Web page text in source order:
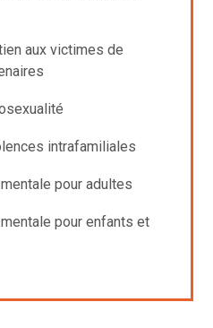
aux victimes de
intrafamiliales
pour adultes
pour enfants et